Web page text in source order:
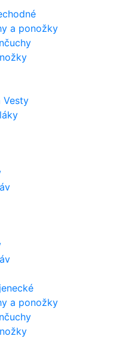
a ponožky
Vesty
a ponožky